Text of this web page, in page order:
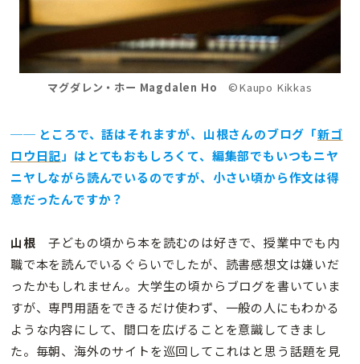
マグダレン・ホー Magdalen Ho ©Kaupo Kikkas
── ところで、話はそれますが、山根さんのブログ「新ゴ
ロウ日記」はとてもおもしろくて、編集部でもいつもニヤ
ニヤしながら読んでいるのですが、小さい頃から作文は得
意だったんですか？
山根 子どもの頃から本を読むのは好きで、授業中でも内
職で本を読んでいるぐらいでしたが、読書感想文は嫌いだ
ったかもしれません。大学生の頃からブログを書いていま
すが、専門用語をできるだけ使わず、一般の人にもわかる
ような内容にして、間口を広げることを意識してきまし
た。毎朝、海外のサイトを巡回してこれはと思う話題を見